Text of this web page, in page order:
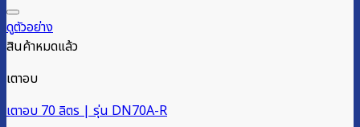
ดูตัวอย่าง
สินค้าหมดแล้ว
เตาอบ
เตาอบ 70 ลิตร | รุ่น DN70A-R